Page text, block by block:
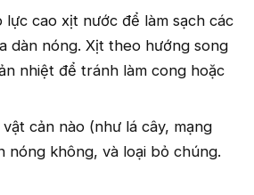
cao xịt nước để làm sạch các
dàn nóng. Xịt theo hướng song
nhiệt để tránh làm cong hoặc
cản nào (như lá cây, mạng
nóng không, và loại bỏ chúng.